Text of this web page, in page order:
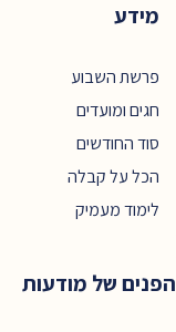
מידע
פרשת השבוע
חגים ומועדים
סוד החודשים
הכל על קבלה
לימוד מעמיק
הפנים של מודעות